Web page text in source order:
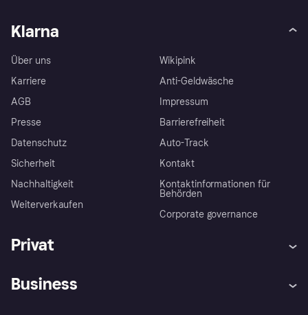
Klarna
Über uns
Karriere
AGB
Presse
Datenschutz
Sicherheit
Nachhaltigkeit
Weiterverkaufen
Wikipink
Anti-Geldwäsche
Impressum
Barrierefreiheit
Auto-Track
Kontakt
Kontaktinformationen für
Behörden
Corporate governance
Privat
Business